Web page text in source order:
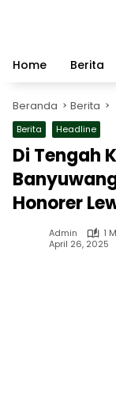
Home
Berita
Beranda Berita
Berita Headline
Di Tengah
Honorer
Admin
1
April 26, 2025